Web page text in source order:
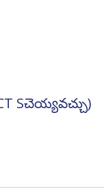
Sచెయ్యవచ్చు)